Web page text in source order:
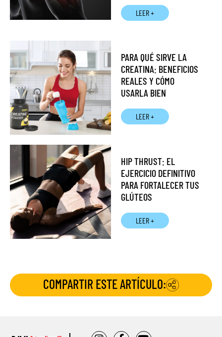
LEER +
PARA QUÉ SIRVE LA
CREATINA: BENEFICIOS
REALES Y CÓMO
USARLA BIEN
LEER +
HIP THRUST: EL
EJERCICIO DEFINITIVO
PARA FORTALECER TUS
GLÚTEOS
LEER +
COMPARTIR ESTE ARTÍCULO: